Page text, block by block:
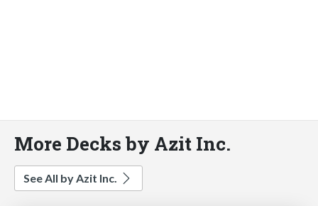
More Decks by Azit Inc.
See All by Azit Inc.